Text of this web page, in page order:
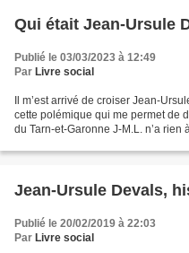
Qui était Jean-Ursule
Publié le 03/03/2023 à 12:49
Par Livre social
Il m’est arrivé de croiser Jean-
cette polémique qui me permet de
du Tarn-et-Garonne J-M.L. n’a rien
Jean-Ursule Devals,
Publié le 20/02/2019 à 22:03
Par Livre social